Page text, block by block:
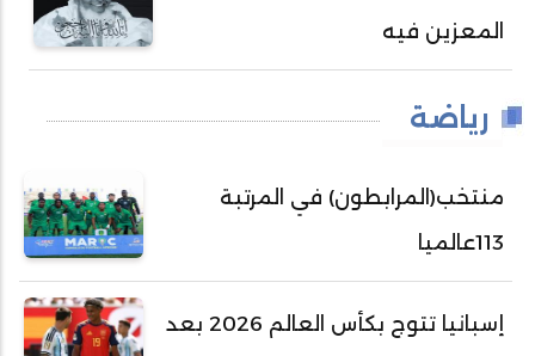
المعزين فيه
رياضة
منتخب(المرابطون) في المرتبة
113عالميا
إسبانيا تتوج بكأس العالم 2026 بعد